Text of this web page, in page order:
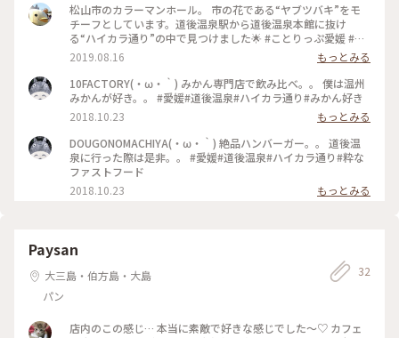
松山市のカラーマンホール。 市の花である“ヤブツバキ”をモ
チーフとしています。道後温泉駅から道後温泉本館に抜け
る“ハイカラ通り”の中で見つけました🌟 #ことりっぷ愛媛 #松
山 #マンホール #カラーマンホール #ご当地マンホール
2019.08.16
もっとみる
10FACTORY(・ω・｀) みかん専門店で飲み比べ。。 僕は温州
みかんが好き。。 #愛媛#道後温泉#ハイカラ通り#みかん好き
2018.10.23
もっとみる
DOUGONOMACHIYA(・ω・｀) 絶品ハンバーガー。。 道後温
泉に行った際は是非。。 #愛媛#道後温泉#ハイカラ通り#粋な
ファストフード
2018.10.23
もっとみる
Paysan
大三島・伯方島・大島
パン
32
店内のこの感じ… 本当に素敵で好きな感じでした～♡ カフェ